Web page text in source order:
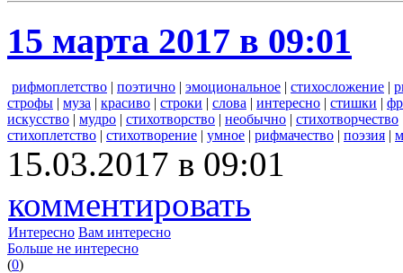
15 марта 2017 в 09:01
рифмоплетство | поэтично | эмоциональное | стихосложение |
строфы | муза | красиво | строки | слова | интересно | стишки |
искусство | мудро | стихотворство | необычно | стихотворчество
стихоплетство | стихотворение | умное | рифмачество | поэзия |
15.03.2017 в 09:01
комментировать
Интересно Вам интересно
Больше не интересно
(0)